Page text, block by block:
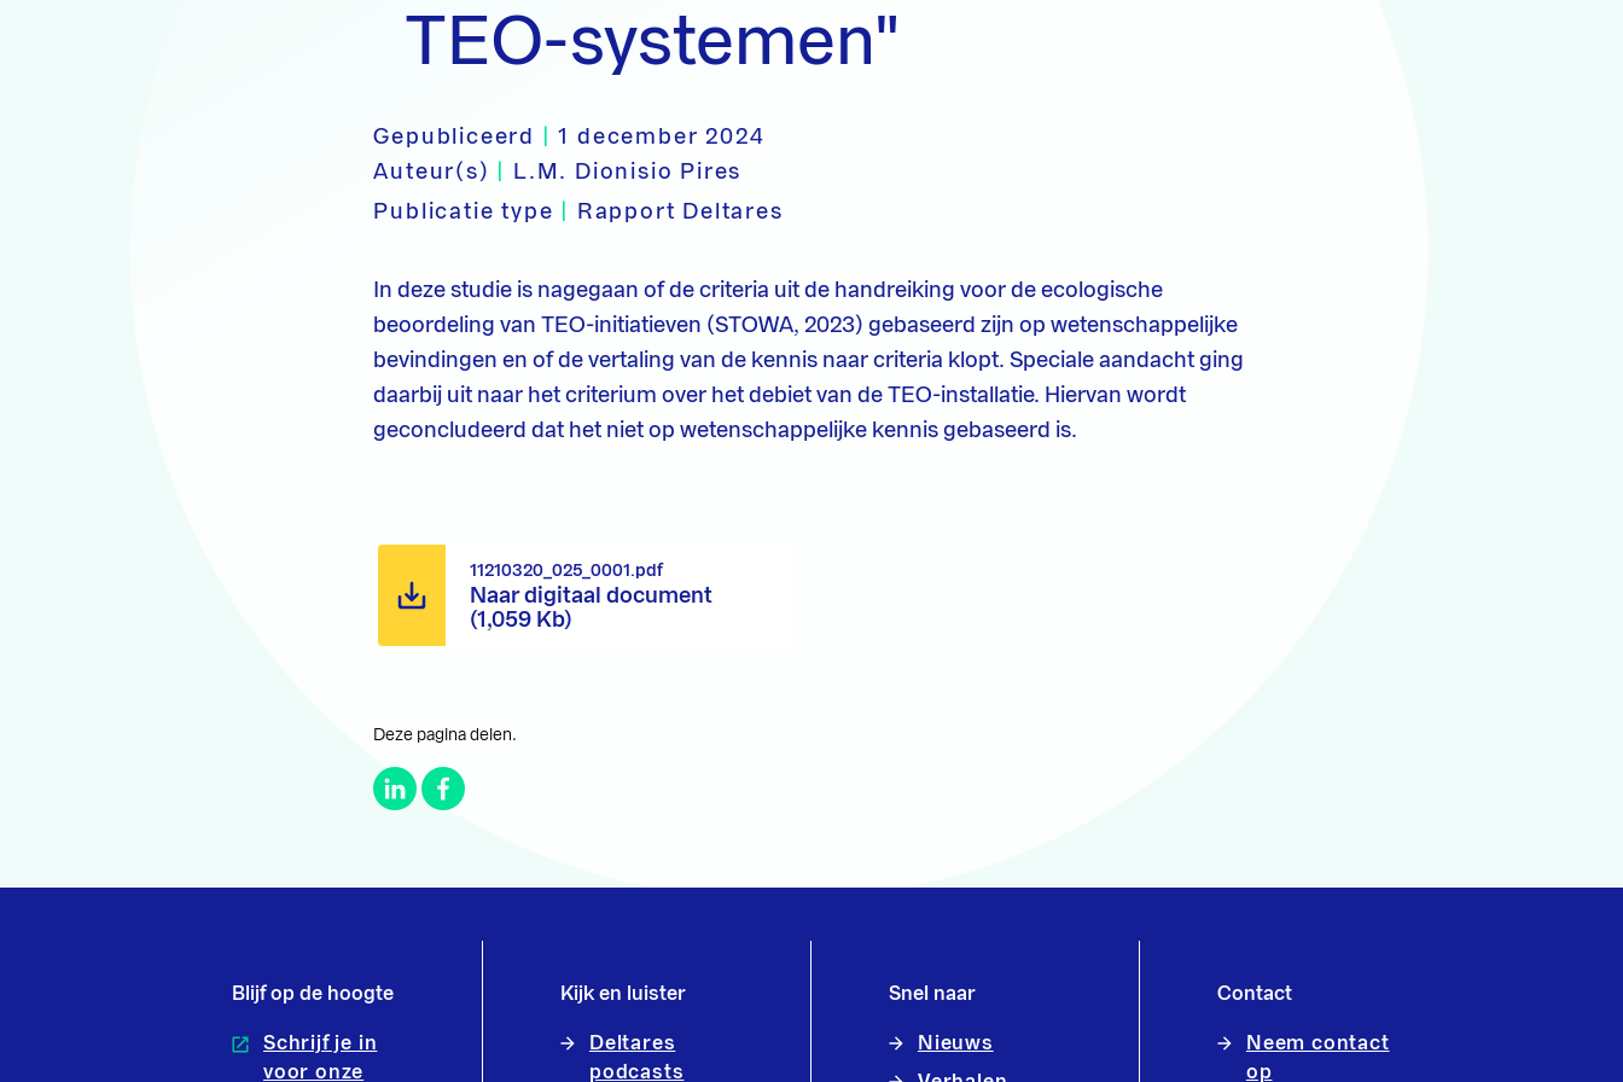
TEO-systemen"
Gepubliceerd |1 december 2024
Auteur(s)
L.M. Dionisio Pires
Publicatie type
Rapport Deltares
In deze studie is nagegaan of de criteria uit de handreiking voor de ecologische
beoordeling van TEO-initiatieven (STOWA, 2023) gebaseerd zijn op wetenschappelijke
bevindingen en of de vertaling van de kennis naar criteria klopt. Speciale aandacht ging
daarbij uit naar het criterium over het debiet van de TEO-installatie. Hiervan wordt
geconcludeerd dat het niet op wetenschappelijke kennis gebaseerd is.
Naar digitaal document
(1,059 Kb)
11210320_025_0001.pdf
Deze pagina delen.
Blijf op de hoogte
Schrijf je in
voor onze
Kijk en luister
Deltares
podcasts
Snel naar
Nieuws
Contact
Neem contact
op